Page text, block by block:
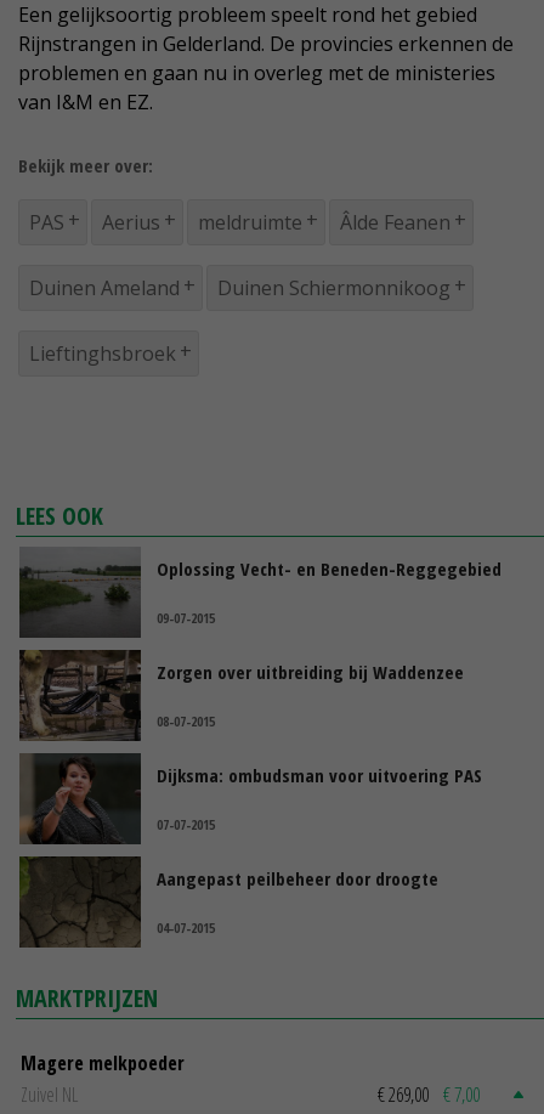
Een gelijksoortig probleem speelt rond het gebied
Rijnstrangen in Gelderland. De provincies erkennen de
problemen en gaan nu in overleg met de ministeries
van I&M en EZ.
Bekijk meer over:
PAS Aerius meldruimte Âlde Feanen
Duinen Ameland Duinen Schiermonnikoog
Lieftinghsbroek
LEES OOK
Oplossing Vecht- en Beneden-Reggegebied
09-07-2015
Zorgen over uitbreiding bij Waddenzee
08-07-2015
Dijksma: ombudsman voor uitvoering PAS
07-07-2015
Aangepast peilbeheer door droogte
04-07-2015
MARKTPRIJZEN
Magere melkpoeder
Zuivel NL
€ 269,00 € 7,00